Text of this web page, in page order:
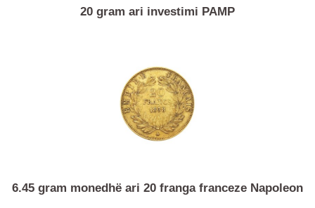
20 gram ari investimi PAMP